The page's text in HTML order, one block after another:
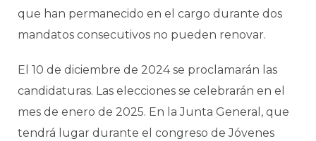
que han permanecido en el cargo durante dos
mandatos consecutivos no pueden renovar.
El 10 de diciembre de 2024 se proclamarán las
candidaturas. Las elecciones se celebrarán en el
mes de enero de 2025. En la Junta General, que
tendrá lugar durante el congreso de Jóvenes